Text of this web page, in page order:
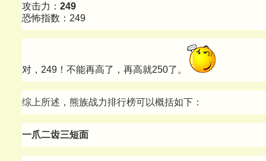
攻击力： 249
恐怖指数：249
对，249！不能再高了，再高就250了。
综上所述，熊族战力排行榜可以概括如下：
一爪二齿三短面